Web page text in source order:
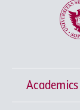
Academics